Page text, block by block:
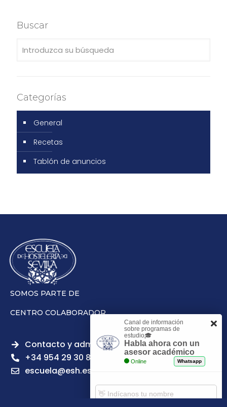
Buscar
Categorías
General
Recetas
Tablón de anuncios
SOMOS PARTE DE
CENTRO COLABORADOR
Contacto y admisiones
+34 954 29 30 81
escuela@esh.es
Canal de información
sobre programas de
estudio🎓
Habla ahora con un
asesor académico
Online Whatsapp